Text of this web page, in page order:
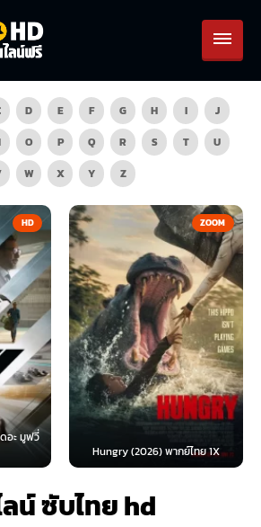
D E F G H I
J
O P Q R S T
U
W X Y Z
HD
ดอะ มูฟวี่
ZOOM
Hungry (2026) พากย์ไทย 1X
น์ ซับไทย hd